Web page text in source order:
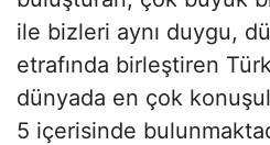
ile bizleri aynı duygu,
etrafında birleştiren
dünyada en çok
5 içerisinde